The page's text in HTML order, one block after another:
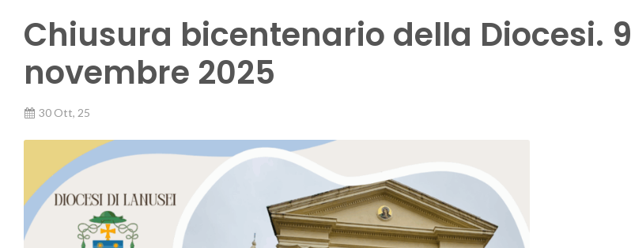
Chiusura bicentenario della Diocesi. 9
novembre 2025
30 Ott, 25